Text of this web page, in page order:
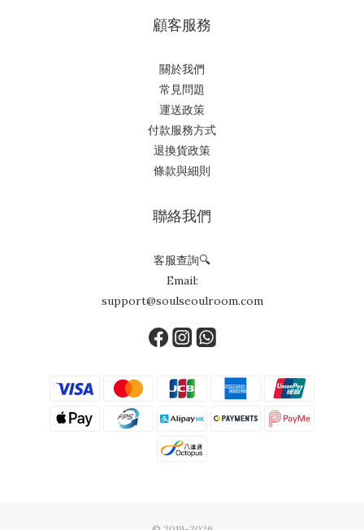
顧客服務
關於我們
常見問題
運送政策
付款服務方式
退換貨政策
條款與細則
聯絡我們
客服查詢🔍
Email:
support@soulseoulroom.com